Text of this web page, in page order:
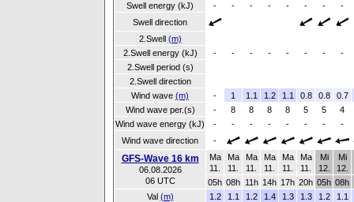
Swell energy (kJ)
- - - - - - -
-
Swell direction
2.Swell (m)
2.Swell energy (kJ)
- - - - - - -
-
2.Swell period (s)
2.Swell direction
Wind wave (m) - 1 1.1 1.2 1.1 0.8 0.8
0.7
Wind wave per.(s)
- 8 8 8 8 5 5
4
Wind wave energy (kJ)
- - - - - - -
-
Wind wave direction
-
GFS-Wave 16 km
06.08.2026
06 UTC
Ma
11.
Ma
11.
Ma
11.
Ma
11.
Ma
11.
Ma
11.
Mi
12.
Mi
12.
05h 08h 11h 14h 17h 20h 05h 08h
Val (m) 1.2 1.1 1.2 1.4 1.3 1.3 1.2
1.1